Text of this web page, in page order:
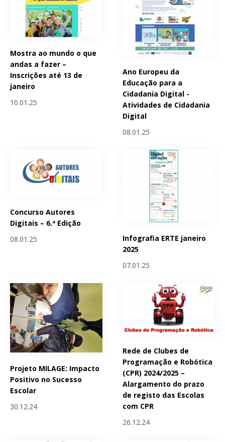
Mostra ao mundo o que
andas a fazer –
Inscrições até 13 de
janeiro
10.01.25
Ano Europeu da
Educação para a
Cidadania Digital -
Atividades de Cidadania
Digital
08.01.25
Concurso Autores
Digitais – 6.ª Edição
08.01.25
Infografia ERTE janeiro
2025
07.01.25
Projeto MILAGE: Impacto
Positivo no Sucesso
Escolar
30.12.24
Rede de Clubes de
Programação e Robótica
(CPR) 2024/2025 –
Alargamento do prazo
de registo das Escolas
com CPR
26.12.24